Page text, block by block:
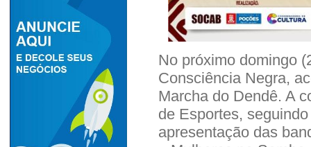
No próximo domingo
Consciência Negra,
Marcha do Dendê. A
de Esportes,
apresentação das